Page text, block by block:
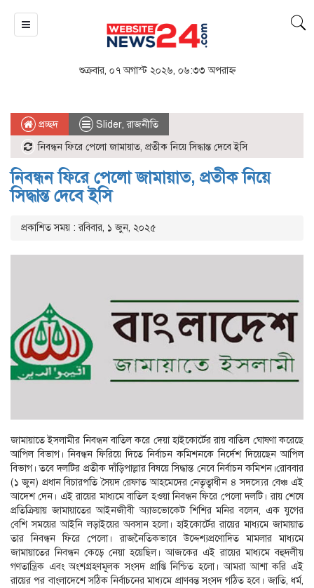
শুক্রবার, ০৭ অগাস্ট ২০২৬, ০৬:৩৩ অপরাহ্ন
প্রচ্ছদ Slider,রাজনীতি
নিবন্ধন ফিরে পেলো জামায়াত, প্রতীক নিয়ে সিদ্ধান্ত দেবে ইসি
নিবন্ধন ফিরে পেলো জামায়াত, প্রতীক নিয়ে
সিদ্ধান্ত দেবে ইসি
প্রকাশিত সময় : রবিবার, ১ জুন, ২০২৫
জামায়াতে ইসলামীর নিবন্ধন বাতিল করে দেয়া হাইকোর্টের রায় বাতিল ঘোষণা করেছে
আপিল বিভাগ। নিবন্ধন ফিরিয়ে দিতে নির্বাচন কমিশনকে নির্দেশ দিয়েছেন আপিল
বিভাগ। তবে দলটির প্রতীক দাঁড়িপাল্লার বিষয়ে সিদ্ধান্ত নেবে নির্বাচন কমিশন।রোববার
(১ জুন) প্রধান বিচারপতি সৈয়দ রেফাত আহমেদের নেতৃত্বাধীন ৪ সদস্যের বেঞ্চ এই
আদেশ দেন। এই রায়ের মাধ্যমে বাতিল হওয়া নিবন্ধন ফিরে পেলো দলটি। রায় শেষে
প্রতিক্রিয়ায় জামায়াতের আইনজীবী অ্যাডভোকেট শিশির মনির বলেন, এক যুগের
বেশি সময়ের আইনি লড়াইয়ের অবসান হলো। হাইকোর্টের রায়ের মাধ্যমে জামায়াত
তার নিবন্ধন ফিরে পেলো। রাজনৈতিকভাবে উদ্দেশ্যপ্রণোদিত মামলার মাধ্যমে
জামায়াতের নিবন্ধন কেড়ে নেয়া হয়েছিল। আজকের এই রায়ের মাধ্যমে বহুদলীয়
গণতান্ত্রিক এবং অংশগ্রহণমূলক সংসদ প্রাপ্তি নিশ্চিত হলো। আমরা আশা করি এই
রায়ের পর বাংলাদেশে সঠিক নির্বাচনের মাধ্যমে প্রাণবন্ত সংসদ গঠিত হবে। জাতি, ধর্ম,